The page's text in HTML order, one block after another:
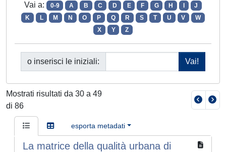
Vai a: 0-9 A B C D E F G H
J
K
L M N O P Q R S T U V
W
X
Y Z
o inserisci le iniziali:
Mostrati risultati da 30 a 49
di 86
esporta metadati
La matrice della qualità urbana di